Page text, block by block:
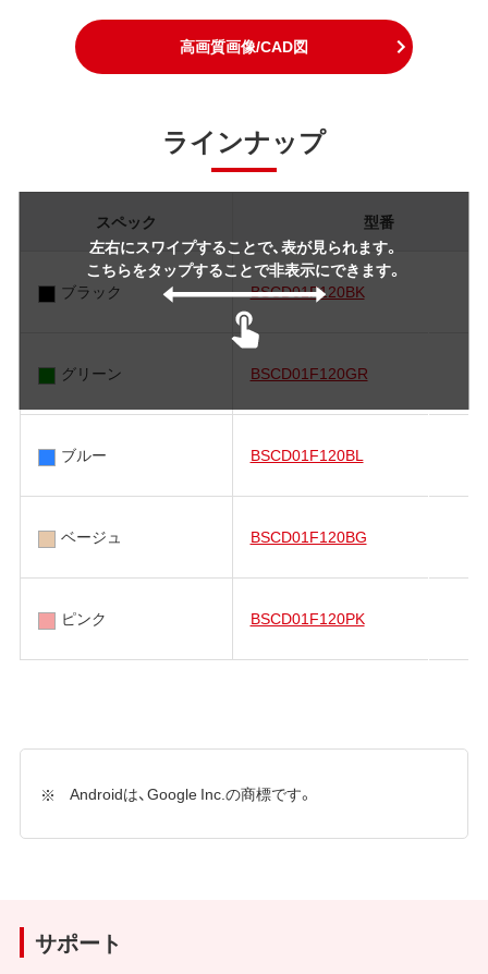
高画質画像/CAD図
ラインナップ
左右にスワイプすることで、表が見られます。
こちらをタップすることで非表示にできます。
スペック 型番
ブラック BSCD01F120BK
グリーン BSCD01F120GR
ブルー BSCD01F120BL
ベージュ BSCD01F120BG
ピンク BSCD01F120PK
Androidは、Google Inc.の商標です。
サポート